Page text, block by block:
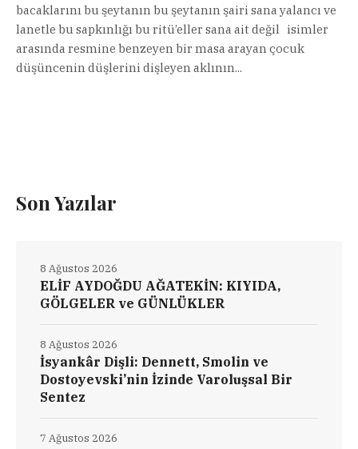
bacaklarını bu şeytanın bu şeytanın şairi sana yalancı ve
lanetle bu sapkınlığı bu ritü’eller sana ait değil isimler
arasında resmine benzeyen bir masa arayan çocuk
düşüncenin düşlerini dişleyen aklının...
Son Yazılar
ELİF AYDOĞDU AĞATEKİN: KIYIDA,
GÖLGELER ve GÜNLÜKLER
8 Ağustos 2026
İsyankâr Dişli: Dennett, Smolin ve
Dostoyevski’nin İzinde Varoluşsal Bir
Sentez
8 Ağustos 2026
7 Ağustos 2026